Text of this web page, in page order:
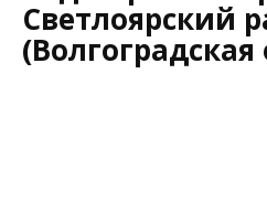
Светлоярский
(Волгоградская